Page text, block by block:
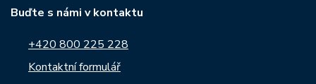
Buďte s námi v kontaktu
+420 800 225 228
Kontaktní formulář